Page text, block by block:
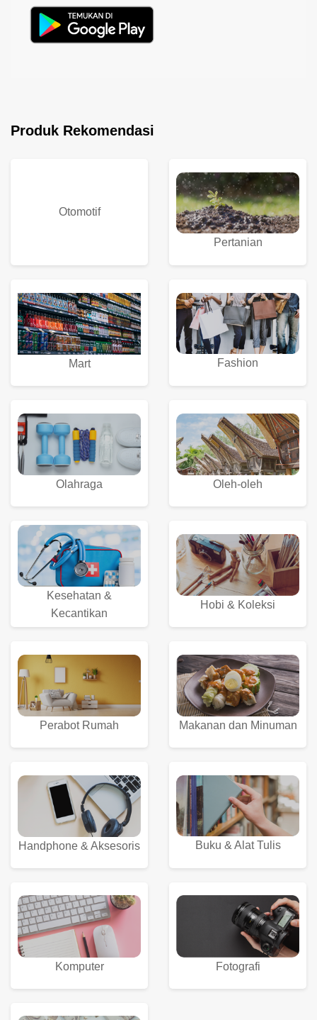
Produk Rekomendasi
Otomotif
Pertanian
Mart Fashion
Olahraga Oleh-oleh
Kesehatan &
Kecantikan
Hobi & Koleksi
Perabot Rumah Makanan dan Minuman
Handphone & Aksesoris Buku & Alat Tulis
Komputer Fotografi